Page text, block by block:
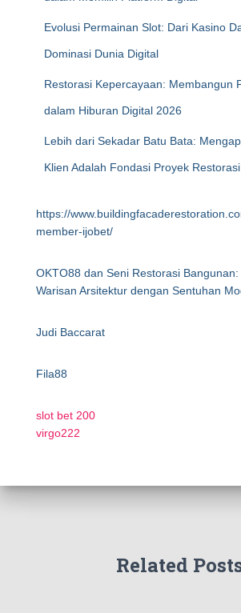
Evolusi Permainan Slot: Dari Kasino
Dominasi Dunia Digital
Restorasi Kepercayaan: Membangun
dalam Hiburan Digital 2026
Lebih dari Sekadar Batu Bata:
Klien Adalah Fondasi Proyek
https://
member-ijobet/
OKTO88 dan Seni Restorasi
Warisan Arsitektur dengan Sentuhan
Judi Baccarat
Fila88
slot bet 200
virgo222
Related